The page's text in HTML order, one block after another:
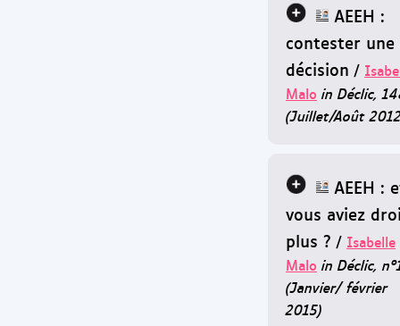
AEEH :
contester une
décision /
Malo in Déclic,
(Juillet/Août
AEEH :
vous aviez
plus ? / Isabelle
Malo in Déclic,
(Janvier/ février
2015)